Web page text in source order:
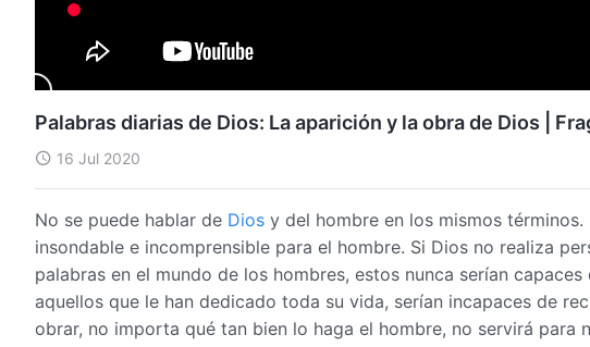
Palabras diarias de Dios: La aparición y la obra de Dios |
16 Jul 2020
No se puede hablar de Dios y del hombre en los mismos
insondable e incomprensible para el hombre. Si Dios no realiza
palabras en el mundo de los hombres, estos nunca serían
aquellos que le han dedicado toda su vida, serían incapaces de
obrar, no importa qué tan bien lo haga el hombre, no servirá para